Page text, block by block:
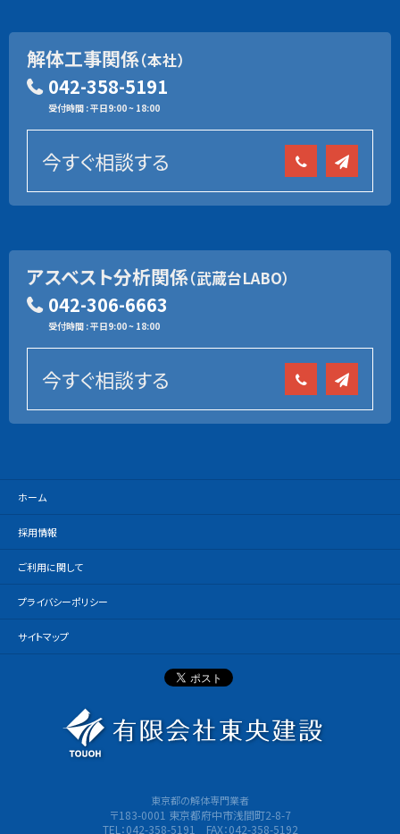
解体工事関係（本社）
042-358-5191
受付時間 : 平日9:00 ~ 18:00
今すぐ相談する
アスベスト分析関係（武蔵台LABO）
042-306-6663
受付時間 : 平日9:00 ~ 18:00
今すぐ相談する
ホーム
採用情報
ご利用に関して
プライバシーポリシー
サイトマップ
東京都の解体専門業者
〒183-0001 東京都府中市浅間町2-8-7
TEL：042-358-5191 FAX：042-358-5192